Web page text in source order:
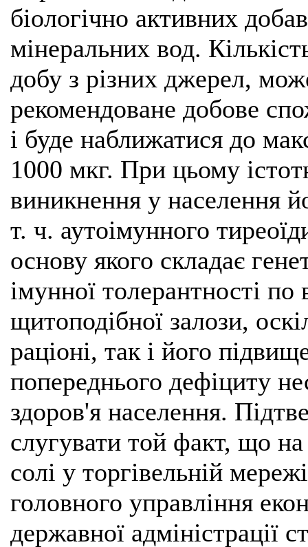
біологічно активних
мінеральних вод.
добу з різних джерел,
рекомендоване добове
і буде наближатися до
1000 мкг. При цьому
виникнення у населення
т. ч. аутоімунного
основу якого складає
імунної толерантності
щитоподібної залози,
раціоні, так і його
попереднього дефіциту
здоров'я населення.
слугувати той факт, що на
солі у торгівельній
головного управління
державної адміністрації